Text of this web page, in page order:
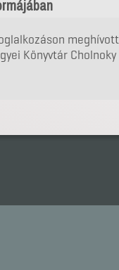
Könyvtár